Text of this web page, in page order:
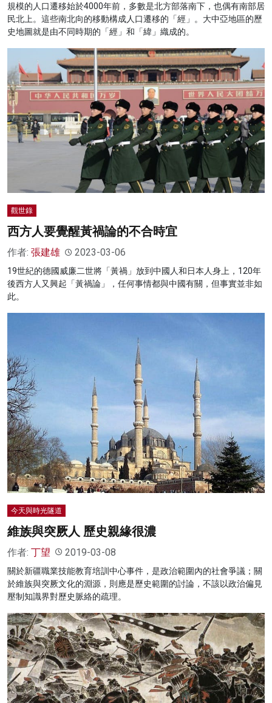
規模的人口遷移始於4000年前，多數是北方部落南下，也偶有南部居
民北上。這些南北向的移動構成人口遷移的「經」。大中亞地區的歷
史地圖就是由不同時期的「經」和「緯」織成的。
觀世錄
西方人要覺醒黃禍論的不合時宜
作者: 張建雄 2023-03-06
19世紀的德國威廉二世將「黃禍」放到中國人和日本人身上，120年
後西方人又興起「黃禍論」，任何事情都與中國有關，但事實並非如
此。
今天與時光隧道
維族與突厥人 歷史親緣很濃
作者: 丁望 2019-03-08
關於新疆職業技能教育培訓中心事件，是政治範圍內的社會爭議；關
於維族與突厥文化的淵源，則應是歷史範圍的討論，不該以政治偏見
壓制知識界對歷史脈絡的疏理。